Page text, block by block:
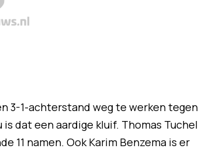
3-1-achterstand weg te werken tegen
dat een aardige kluif. Thomas Tuchel
11 namen. Ook Karim Benzema is er